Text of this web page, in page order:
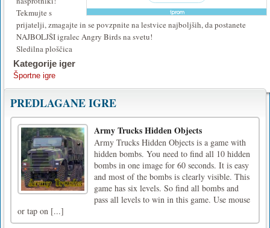
Tekmujte s
prijatelji, zmagajte in se povzpnite na lestvice najboljših, da postanete
NAJBOLJŠI igralec Angry Birds na svetu!
Sledilna ploščica
Kategorije iger
Športne igre
PREDLAGANE IGRE
Army Trucks Hidden Objects
Army Trucks Hidden Objects is a game with
hidden bombs. You need to find all 10 hidden
bombs in one image for 60 seconds. It is easy
and most of the bombs is clearly visible. This
game has six levels. So find all bombs and
pass all levels to win in this game. Use mouse
or tap on [...]